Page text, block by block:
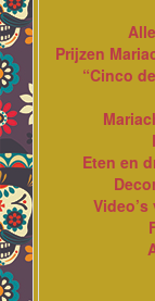
Prijzen
“Cinco
Eten en